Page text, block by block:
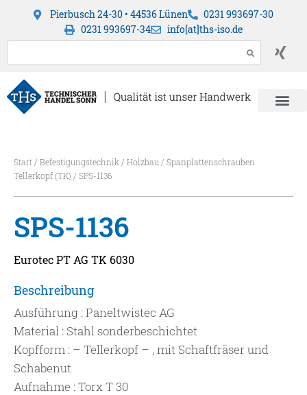
Pierbusch 24-30 • 44536 Lünen
0231 993697-30
0231 993697-34
info[at]ths-iso.de
Start/ Befestigungstechnik/ Holzbau/ Spanplattenschrauben
Tellerkopf (TK) / SPS-1136
SPS-1136
Eurotec PT AG TK 6030
Beschreibung
Ausführung : Paneltwistec AG
Material : Stahl sonderbeschichtet
Kopfform : – Tellerkopf – , mit Schaftfräser und
Schabenut
Aufnahme : Torx T 30